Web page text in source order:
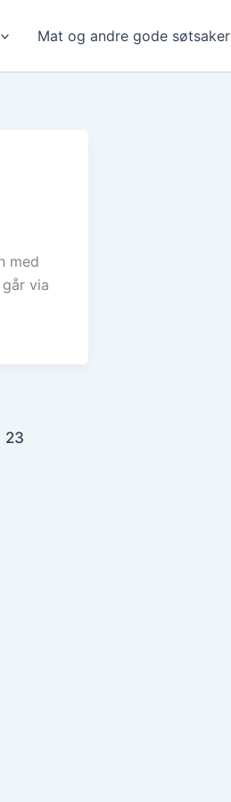
Mat og andre gode søtsaker
med
via
23